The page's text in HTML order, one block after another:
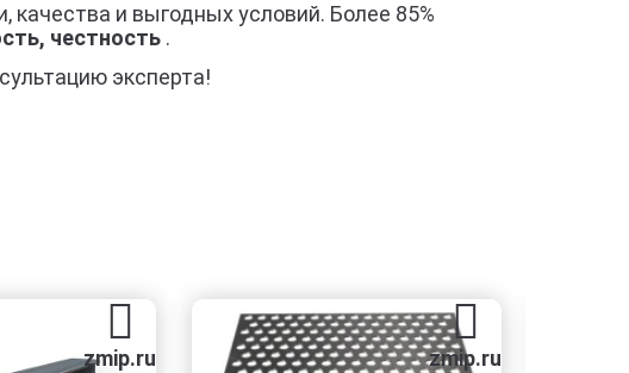
и выгодных условий. Более 85%
честность .
эксперта!
zmip.ru